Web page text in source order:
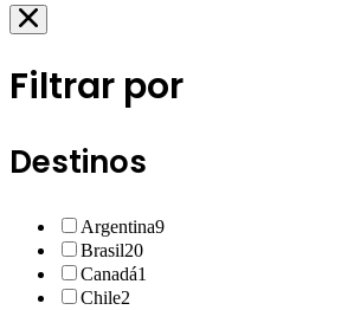
Filtrar por
Destinos
Argentina9
Brasil20
Canadá1
Chile2